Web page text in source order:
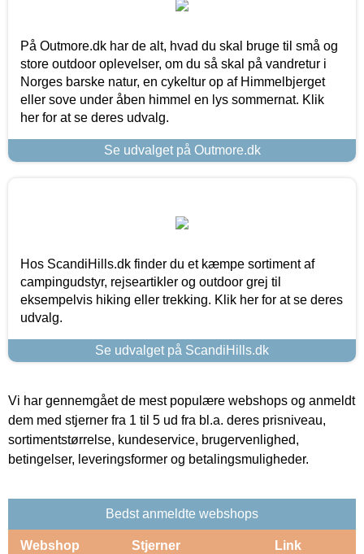
På Outmore.dk har de alt, hvad du skal bruge til små og
store outdoor oplevelser, om du så skal på vandretur i
Norges barske natur, en cykeltur op af Himmelbjerget
eller sove under åben himmel en lys sommernat. Klik
her for at se deres udvalg.
Se udvalget på Outmore.dk
Hos ScandiHills.dk finder du et kæmpe sortiment af
campingudstyr, rejseartikler og outdoor grej til
eksempelvis hiking eller trekking. Klik her for at se deres
udvalg.
Se udvalget på ScandiHills.dk
Vi har gennemgået de mest populære webshops og anmeldt
dem med stjerner fra 1 til 5 ud fra bl.a. deres prisniveau,
sortimentstørrelse, kundeservice, brugervenlighed,
betingelser, leveringsformer og betalingsmuligheder.
Bedst anmeldte webshops
Webshop Stjerner Link